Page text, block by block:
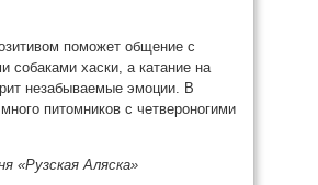
поможет общение с
собаками хаски, а катание на
незабываемые эмоции. В
питомников с четвероногими
«Рузская Аляска»